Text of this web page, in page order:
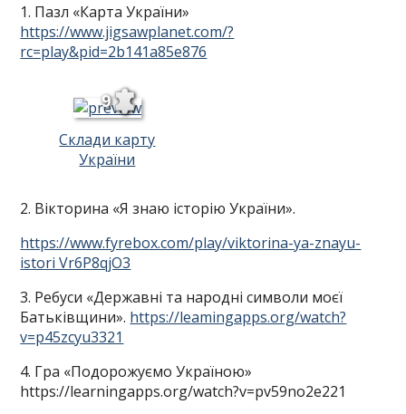
1. Пазл «Карта України»
https://www.jigsawplanet.com/?
rc=play&pid=2b141a85e876
9
Склади карту
України
2. Вікторина «Я знаю історію України».
https://www.fyrebox.com/play/viktorina-ya-znayu-
istori Vr6P8qjO3
3. Ребуси «Державні та народні символи моєї
Батьківщини». https://leamingapps.org/watch?
v=p45zcyu3321
4. Гра «Подорожуємо Україною»
https://learningapps.org/watch?v=pv59no2e221